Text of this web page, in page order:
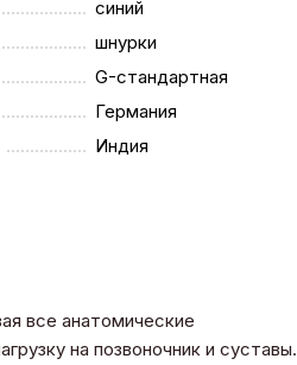
синий
шнурки
G-стандартная
Германия
Индия
все анатомические
на позвоночник и суставы.